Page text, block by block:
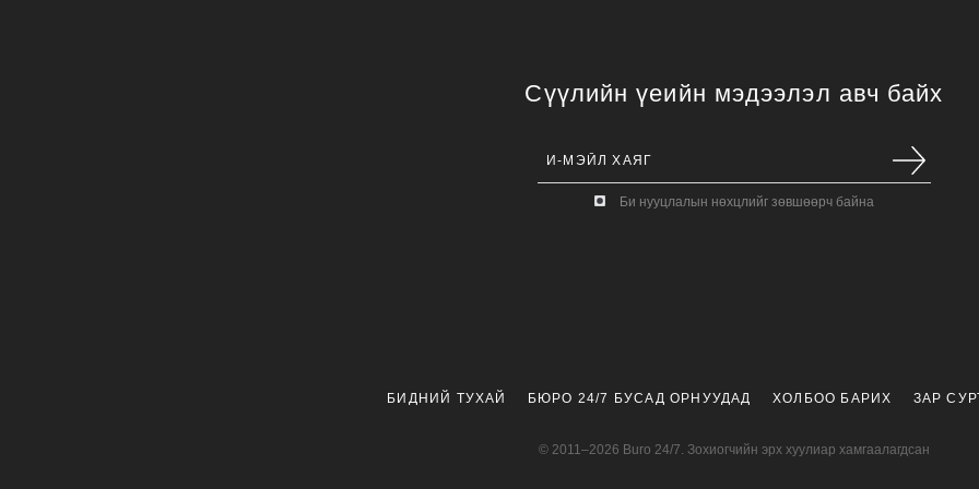
Сүүлийн үеийн мэдээлэл авч байх
Би нууцлалын нөхцлийг зөвшөөрч байна
БИДНИЙ ТУХАЙ БЮРО 24/7 БУСАД ОРНУУДАД ХОЛБОО БАРИХ ЗАР
© 2011–2026 Buro 24/7. Зохиогчийн эрх хуулиар хамгаалагдсан